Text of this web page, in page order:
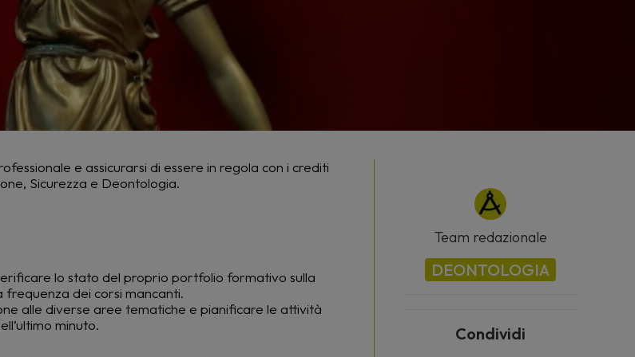
e assicurarsi di essere in regola con i crediti
Sicurezza e Deontologia.
lo stato del proprio portfolio formativo sulla
dei corsi mancanti.
alle diverse aree tematiche e pianificare le attività
minuto.
Team redazionale
DEONTOLOGIA
Condividi